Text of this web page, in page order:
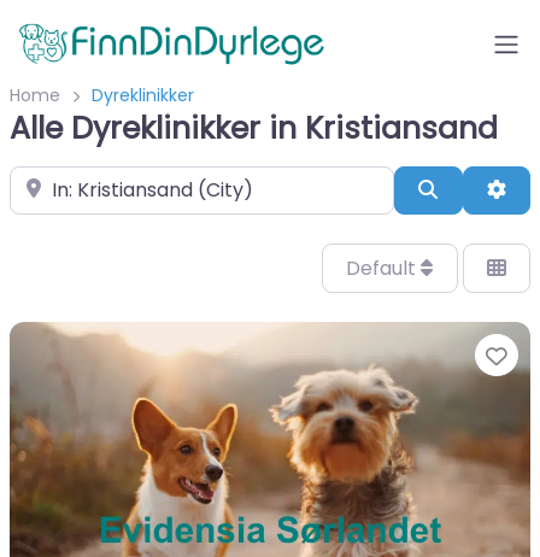
Home Dyreklinikker
Alle Dyreklinikker in Kristiansand
Velg by/sted Search
Default